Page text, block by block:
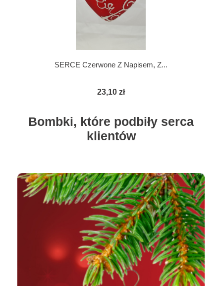
SERCE Czerwone Z Napisem, Z...
23,10 zł
Bombki, które podbiły serca
klientów